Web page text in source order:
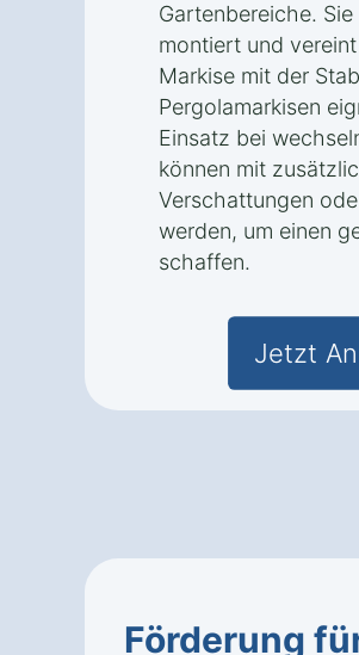
Gartenbereiche.
montiert und
Markise mit der
Pergolamarkisen
Einsatz bei
können mit
Verschattungen
werden, um einen
schaffen.
Jetzt
Förderung